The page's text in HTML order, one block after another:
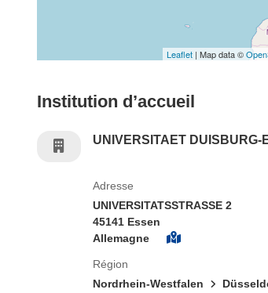
Leaflet | Map data ©
Institution d’accueil
UNIVERSITAET DUISBURG-
Adresse
UNIVERSITATSSTRASSE 2
45141 Essen
Allemagne
Région
Nordrhein-Westfalen